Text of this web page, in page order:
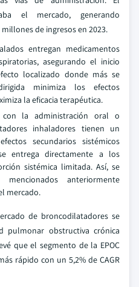
el mercado, generando
de ingresos en 2023.
entregan medicamentos
asegurando el inicio
localizado donde más se
minimiza los efectos
la eficacia terapéutica.
con la administración oral o
inhaladores tienen un
secundarios sistémicos
entrega directamente a los
sistémica limitada. Así, se
anteriormente
mercado.
de broncodilatadores se
pulmonar obstructiva crónica
que el segmento de la EPOC
rápido con un 5,2% de CAGR